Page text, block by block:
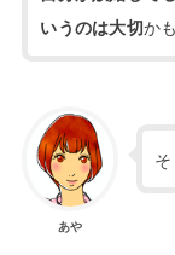
いうのは大切か
あや